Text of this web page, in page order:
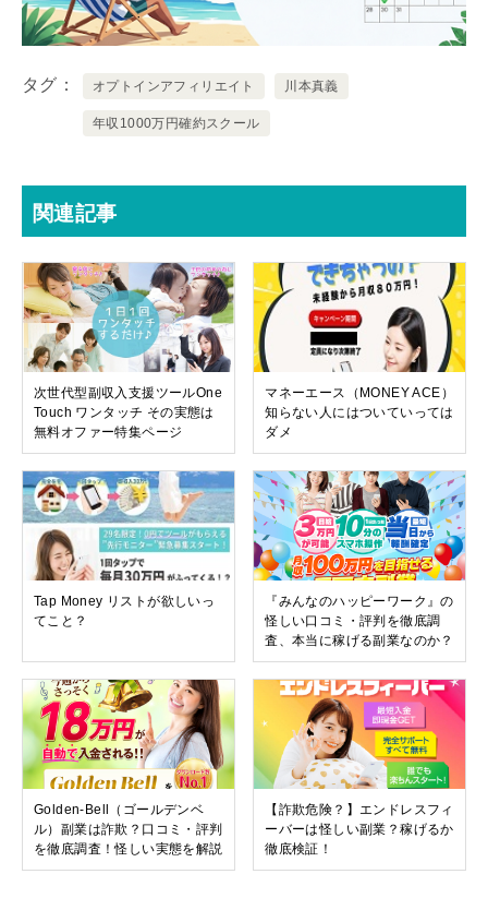
タグ オプトインアフィリエイト 川本真義
年収1000万円確約スクール
関連記事
次世代型副収入支援ツールOne
Touch ワンタッチ その実態は
無料オファー特集ページ
マネーエース（MONEY ACE）
知らない人にはついていっては
ダメ
Tap Money リストが欲しいっ
てこと？
『みんなのハッピーワーク』の
怪しい口コミ・評判を徹底調
査、本当に稼げる副業なのか？
Golden-Bell（ゴールデンベ
ル）副業は詐欺？口コミ・評判
を徹底調査！怪しい実態を解説
【詐欺危険？】エンドレスフィ
ーバーは怪しい副業？稼げるか
徹底検証！